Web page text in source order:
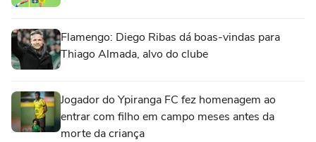
Flamengo: Diego Ribas dá boas-vindas para
Thiago Almada, alvo do clube
Jogador do Ypiranga FC fez homenagem ao
entrar com filho em campo meses antes da
morte da criança